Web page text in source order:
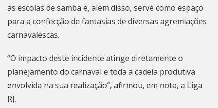
as escolas de samba e, além disso, serve como espaço
para a confecção de fantasias de diversas agremiações
carnavalescas.
“O impacto deste incidente atinge diretamente o
planejamento do carnaval e toda a cadeia produtiva
envolvida na sua realização”, afirmou, em nota, a Liga
RJ.